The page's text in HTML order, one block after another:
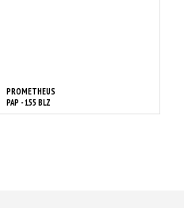
PROMETHEUS
PAP - 155 BLZ